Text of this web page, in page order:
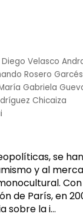
Diego Velasco
Rosero Garcés
Gabriela
Chicaiza
se
y al
de París, en
sobre la i...